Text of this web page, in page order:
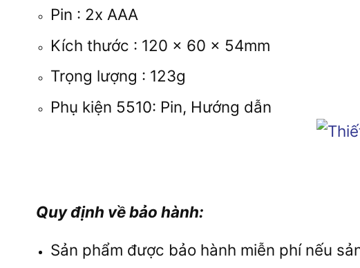
Pin : 2x AAA
Kích thước : 120 x 60 x 54mm
Trọng lượng : 123g
Phụ kiện 5510: Pin, Hướng dẫn
Quy định về bảo hành:
Sản phẩm được bảo hành miễn phí nếu